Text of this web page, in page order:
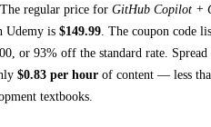
regular price for GitHub Copilot +
Udemy is $149.99 The coupon code
, or 93% off the standard rate.
$0.83 per hour of content — less
textbooks